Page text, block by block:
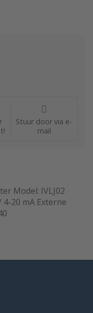
Stuur door via e-
mail
Model: IVLJ02
4-20 mA Externe